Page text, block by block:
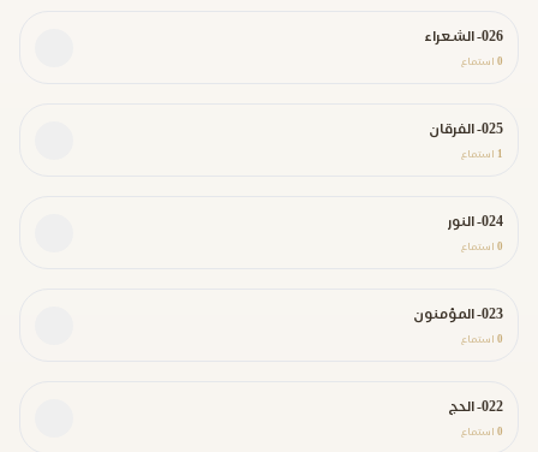
026- الشعراء
0 استماع
025- الفرقان
1 استماع
024- النور
0 استماع
023- المؤمنون
0 استماع
022- الحج
0 استماع